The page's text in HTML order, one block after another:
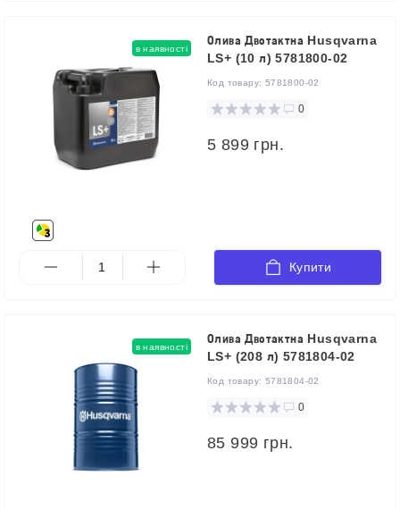
в наявності
Олива Двотактна Husqvarna
LS+ (10 л) 5781800-02
Код товару: 5781800-02
0
5 899 грн.
Купити
в наявності
Олива Двотактна Husqvarna
LS+ (208 л) 5781804-02
Код товару: 5781804-02
0
85 999 грн.